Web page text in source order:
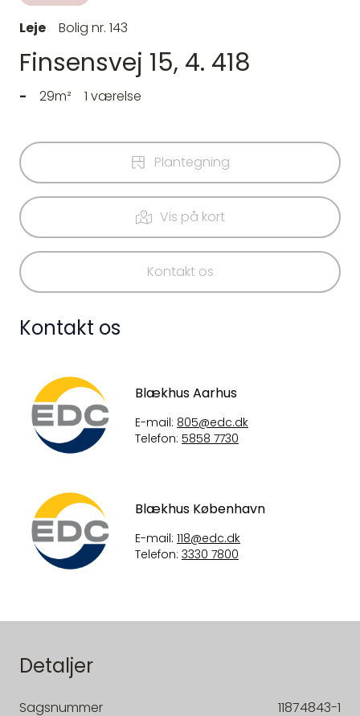
Leje Bolig nr. 143
Finsensvej 15, 4. 418
- 29m² 1 værelse
Plantegning
Vis på kort
Kontakt os
Kontakt os
Blækhus Aarhus
E-mail: 805@edc.dk
Telefon: 5858 7730
Blækhus København
E-mail: 118@edc.dk
Telefon: 3330 7800
Detaljer
Sagsnummer 11874843-1